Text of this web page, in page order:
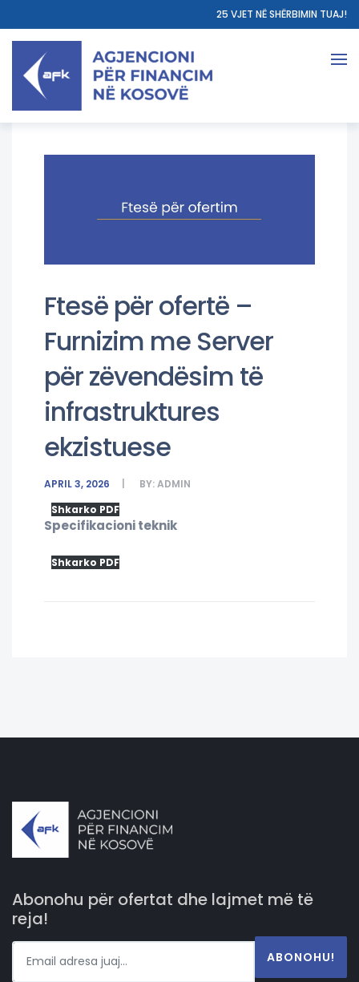
25 VJET NË SHËRBIMIN TUAJ!
Ftesë për ofertë –
Furnizim me Server
për zëvendësim të
infrastruktures
ekzistuese
APRIL 3, 2026 BY:ADMIN
Shkarko PDF
Specifikacioni teknik
Shkarko PDF
Abonohu për ofertat dhe lajmet më të
reja!
ABONOHU!